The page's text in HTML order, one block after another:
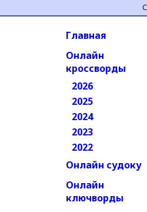
Главная
Онлайн
кроссворды
2026
2025
2024
2023
2022
Онлайн судоку
Онлайн
ключворды